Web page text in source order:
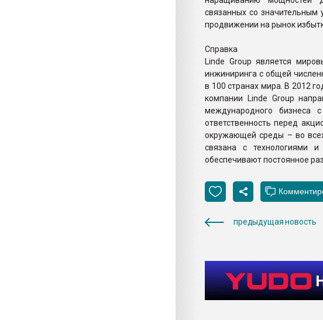
связанных со
продвижении на рынок
Справка
Linde Group является
инжиниринга с общей
в 100 странах мира. В 2012
компании Linde Group
международного бизнеса
ответственность перед
окружающей среды – во
связана с технологиями
обеспечивают постоянное
предыдущая новость